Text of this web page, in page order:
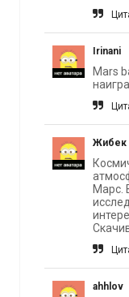
Irinani
Mars
Жибек
Марс.
ahhlov